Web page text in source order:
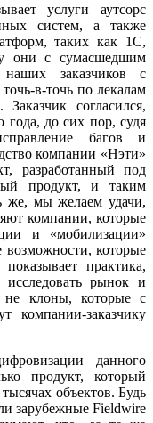
услуги аутсорс
систем, а также
таких как 1С,
они с сумасшедшим
заказчиков с
в-точь по лекалам
согласился,
года, до сих пор, судя
багов и
компании «Нэти»
разработанный под
продукт, и таким
же, мы желаем удачи,
компании, которые
и «мобилизации»
которые
практика,
рынок и
не клоны, которые с
компании-заказчику
данного
продукт, который
объектов. Будь
зарубежные Fieldwire